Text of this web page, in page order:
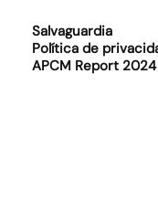
Salvaguardia
Política de
APCM Report 2024